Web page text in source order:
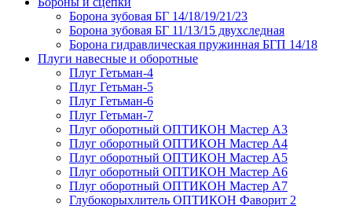
Борона зубовая БГ 14/18/19/21/23
Борона зубовая БГ 11/13/15 двухследная
Борона гидравлическая пружинная БГП 14/18
Плуги навесные и оборотные
Плуг Гетьман-4
Плуг Гетьман-5
Плуг Гетьман-6
Плуг Гетьман-7
Плуг оборотный ОПТИКОН Мастер А3
Плуг оборотный ОПТИКОН Мастер А4
Плуг оборотный ОПТИКОН Мастер А5
Плуг оборотный ОПТИКОН Мастер А6
Плуг оборотный ОПТИКОН Мастер А7
Глубокорыхлитель ОПТИКОН Фаворит 2